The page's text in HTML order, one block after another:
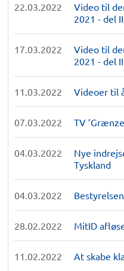
22.03.2022
Video til
2021 - del
17.03.2022
Video til
2021 - del
11.03.2022 Videoer til
07.03.2022 TV
04.03.2022
Nye
Tyskland
04.03.2022
28.02.2022 MitID
11.02.2022
At skabe